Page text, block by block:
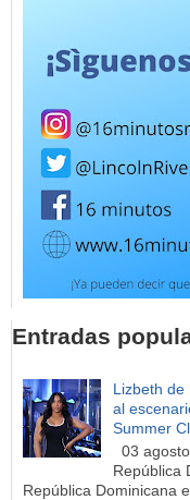
Entradas
Lizbeth de
al
Summer
03
República
República Dominicana